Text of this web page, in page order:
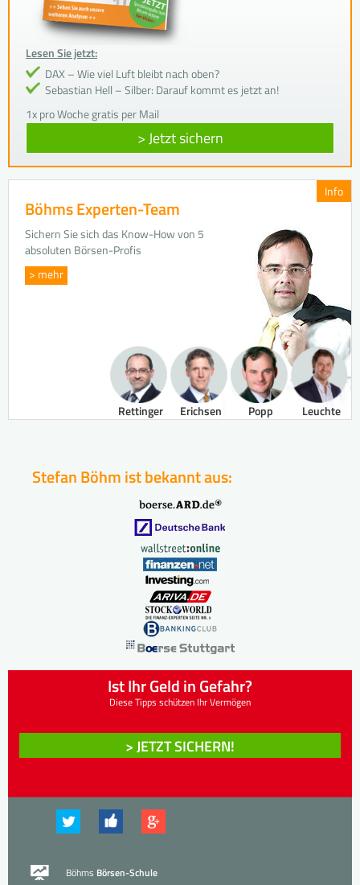
Lesen Sie jetzt:
DAX – Wie viel Luft bleibt nach oben?
Sebastian Hell – Silber: Darauf kommt es jetzt an!
1x pro Woche gratis per Mail
> Jetzt sichern
Rettinger Erichsen Popp Leuchte
Info
Böhms Experten-Team
Sichern Sie sich das Know-How von 5
absoluten Börsen-Profis
> mehr
Stefan Böhm ist bekannt aus:
Ist Ihr Geld in Gefahr?
Diese Tipps schützen Ihr Vermögen
> JETZT SICHERN!
Böhms Börsen-Schule